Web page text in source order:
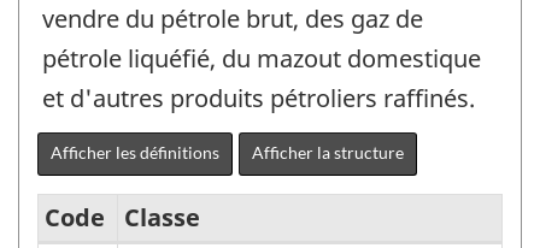
vendre du pétrole brut, des gaz de
pétrole liquéfié, du mazout domestique
et d'autres produits pétroliers raffinés.
Afficher les définitions Afficher la structure
Code
Classe